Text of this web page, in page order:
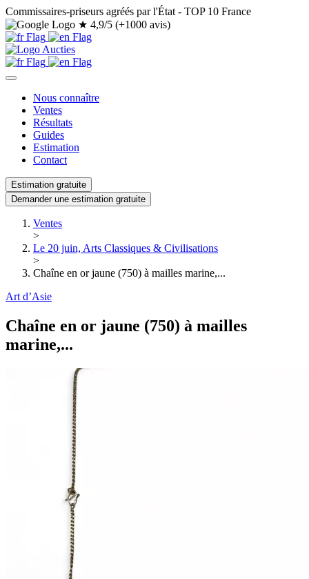
Commissaires-priseurs agréés par l'État - TOP 10 France
★ 4,9/5 (+1000 avis)
Nous connaître
Ventes
Résultats
Guides
Estimation
Contact
Estimation gratuite
Demander une estimation gratuite
Ventes
>
Le 20 juin, Arts Classiques & Civilisations
>
Chaîne en or jaune (750) à mailles marine,...
Art d’Asie
Chaîne en or jaune (750) à mailles
marine,...